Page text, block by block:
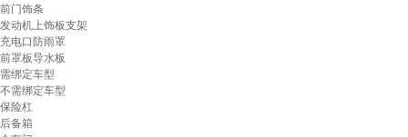
前门饰条
发动机上饰板支架
充电口防雨罩
前罩板导水板
需绑定车型
不需绑定车型
保险杠
后备箱